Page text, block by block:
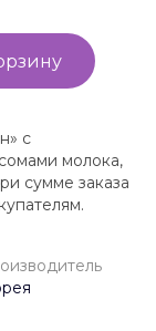
с
молока,
сумме заказа